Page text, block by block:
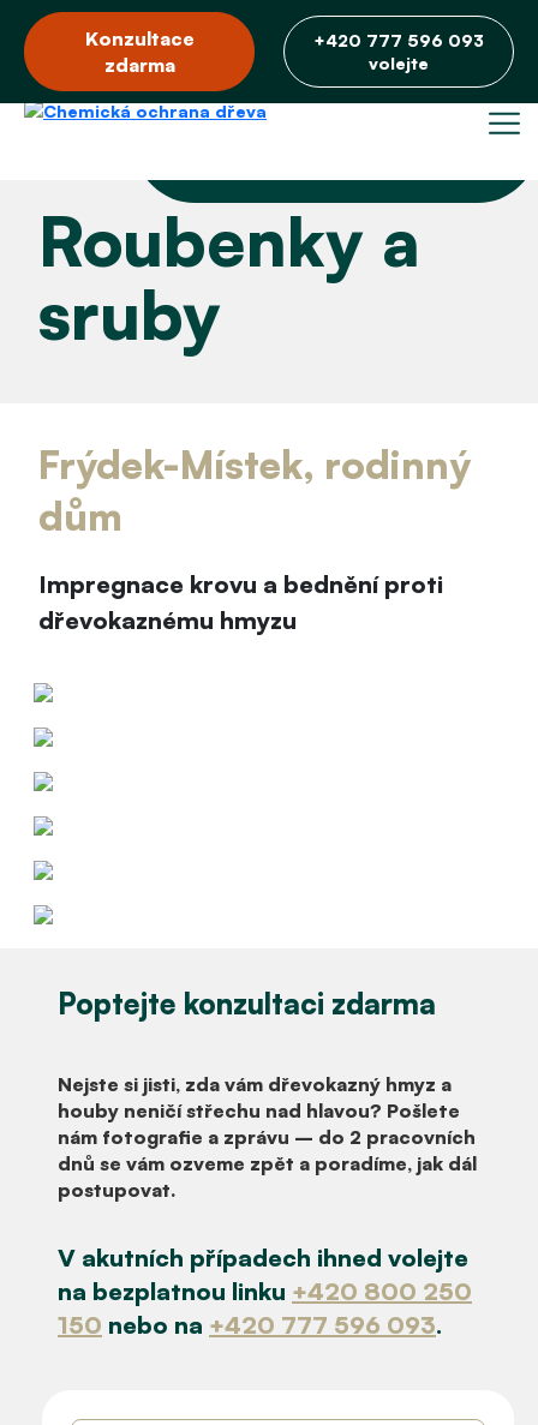
Konzultace
zdarma
+420 777 596 093
volejte
Roubenky a
sruby
Frýdek-Místek, rodinný
dům
Impregnace krovu a bednění proti
dřevokaznému hmyzu
Poptejte konzultaci zdarma
Nejste si jisti, zda vám dřevokazný hmyz a
houby neničí střechu nad hlavou? Pošlete
nám fotografie a zprávu – do 2 pracovních
dnů se vám ozveme zpět a poradíme, jak dál
postupovat.
V akutních případech ihned volejte
na bezplatnou linku +420 800 250
150 nebo na +420 777 596 093.